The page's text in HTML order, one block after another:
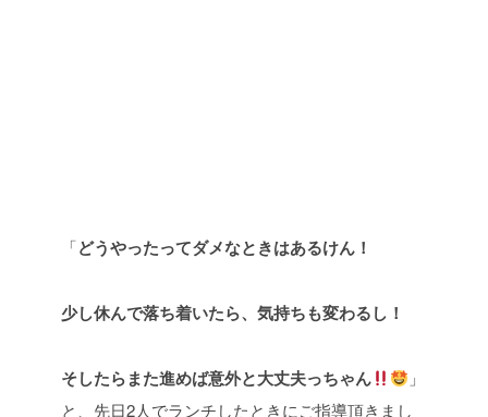
「どうやったってダメなときはあるけん！
少し休んで落ち着いたら、気持ちも変わるし！
そしたらまた進めば意外と大丈夫っちゃん
」
と、先日2人でランチしたときにご指導頂きまし